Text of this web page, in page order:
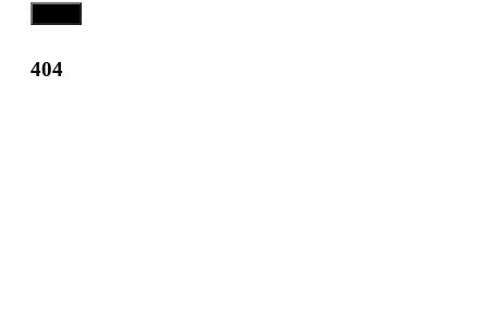
404